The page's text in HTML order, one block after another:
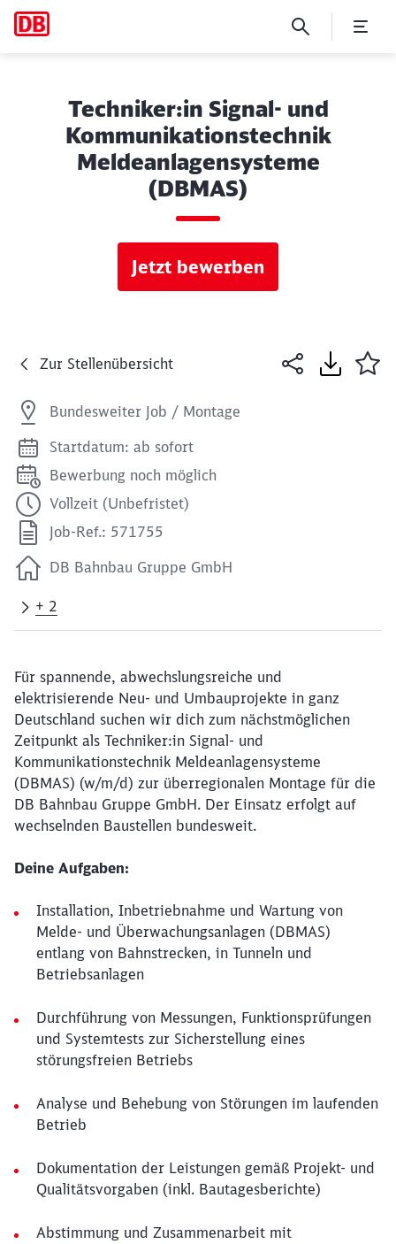
Techniker:in Signal- und
Kommunikationstechnik
Meldeanlagensysteme
(DBMAS)
Jetzt bewerben
Zur Stellenübersicht
Bundesweiter Job / Montage
Startdatum: ab sofort
Bewerbung noch möglich
Vollzeit (Unbefristet)
Job-Ref.: 571755
DB Bahnbau Gruppe GmbH
+ 2
Für spannende, abwechslungsreiche und
elektrisierende Neu- und Umbauprojekte in ganz
Deutschland suchen wir dich zum nächstmöglichen
Zeitpunkt als Techniker:in Signal- und
Kommunikationstechnik Meldeanlagensysteme
(DBMAS) (w/m/d) zur überregionalen Montage für die
DB Bahnbau Gruppe GmbH. Der Einsatz erfolgt auf
wechselnden Baustellen bundesweit.
Deine Aufgaben:
Installation, Inbetriebnahme und Wartung von
Melde- und Überwachungsanlagen (DBMAS)
entlang von Bahnstrecken, in Tunneln und
Betriebsanlagen
Durchführung von Messungen, Funktionsprüfungen
und Systemtests zur Sicherstellung eines
störungsfreien Betriebs
Analyse und Behebung von Störungen im laufenden
Betrieb
Dokumentation der Leistungen gemäß Projekt- und
Qualitätsvorgaben (inkl. Bautagesberichte)
Abstimmung und Zusammenarbeit mit